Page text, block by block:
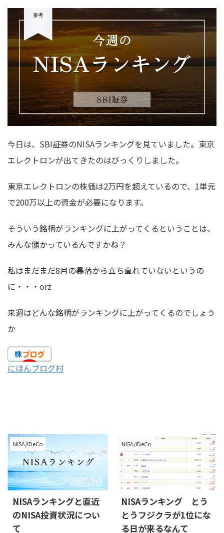
今日は、SBI証券のNISAランキングを見ていました。東京
エレクトロンが出てきたのはびっくりしました。
東京エレクトロンの株価は2万円を超えているので、1単元
で200万以上の資金が必要になります。
そういう銘柄がランキングに上がってくるということは、
みんな儲かっているんですかね？
私はまだまだ8月の暴落から立ち直れていないというの
に・・・orz
来週はどんな銘柄がランキングに上がってくるのでしょう
か
にほんブログ村
NISA/iDeCo
2026/5/3
NISAランキングと直近
のNISA投資状況につい
て
NISA/iDeCo
2026/4/5
NISAランキング とう
とうフジクラが1位にな
る日が来るなんて